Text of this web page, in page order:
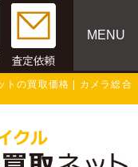
MENU
の買取価格 | カメラ総合